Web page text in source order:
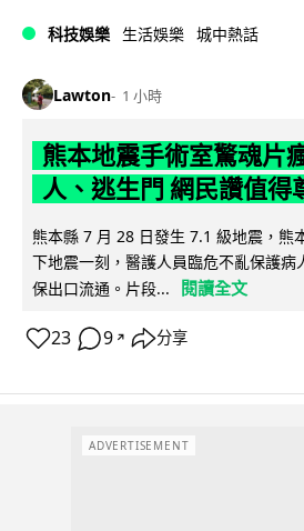
科技娛樂 生活娛樂 城中熱話
Lawton 1 小時
熊本地震手術室驚魂片
人、逃生門 網民讚值得
熊本縣 7 月 28 日發生 7.1 級地震，熊
下地震一刻，醫護人員臨危不亂保護病
保出口流通。片段...
閱讀全文
23 9 ↗ 分享
ADVERTISEMENT